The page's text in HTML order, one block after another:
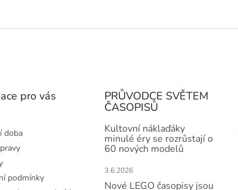
pro vás
doba
podmínky
PRŮVODCE SVĚTEM
ČASOPISŮ
Kultovní náklaďáky
minulé éry se rozrůstají o
60 nových modelů
3.6.2026
Nové LEGO časopisy jsou